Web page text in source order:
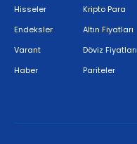
Hisseler
Endeksler
Varant
Haber
Kripto Para
Altın Fiyatları
Döviz Fiyatları
Pariteler